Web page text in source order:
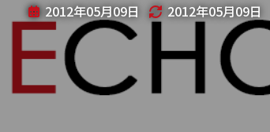
2012年05月09日 2012年05月09日